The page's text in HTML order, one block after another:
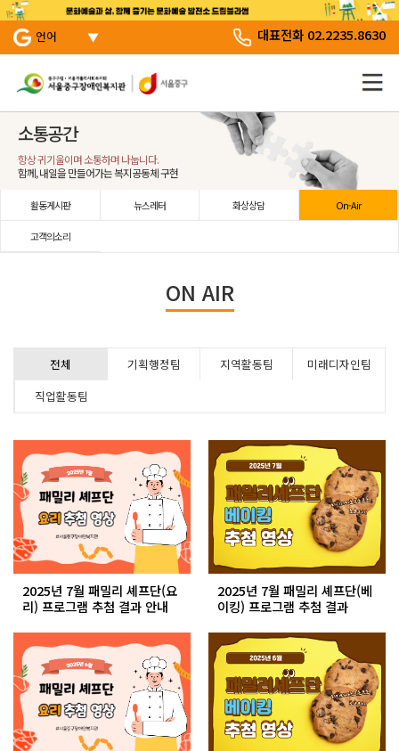
본문 바로 가기
서브 메뉴 바로가기
주 메뉴 바로 가기
언어 대표전화 02.2235.8630
소통공간
항상 귀기울이며 소통하며 나눕니다.
함께, 내일을 만들어가는 복지공동체 구현
활동게시판 뉴스레터 화상상담 On-Air
고객의소리
ON AIR
전체 기획행정팀 지역활동팀
미래디자인팀
직업활동팀
2025년 7월 패밀리 셰프단(요
리) 프로그램 추첨 결과 안내
2025년 7월 패밀리 셰프단(베
이킹) 프로그램 추첨 결과